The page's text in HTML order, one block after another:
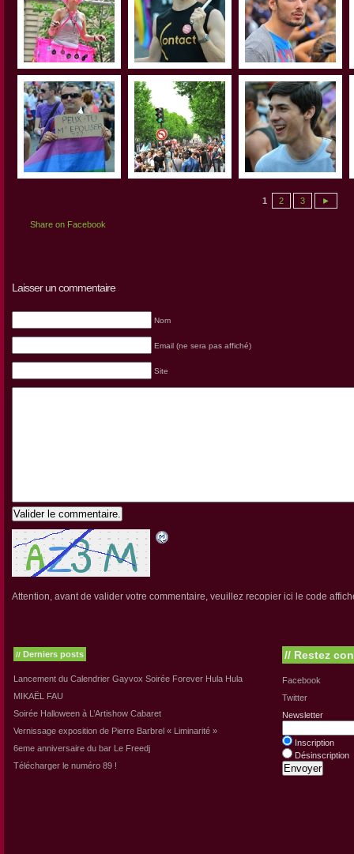
1 2 3 ►
Share on Facebook
Laisser un commentaire
Nom
Email (ne sera pas affiché)
Site
Valider le commentaire.
Attention, avant de valider votre commentaire, veuillez recopier ici le code
// Derniers posts
Lancement du Calendrier Gayvox Soirée Forever Hula Hula
MIKAËL FAU
Soirée Halloween à L’Artishow Cabaret
Vernissage exposition de Pierre Barbrel « Liminarité »
6eme anniversaire du bar Le Freedj
Télécharger le numéro 89 !
// Restez
Facebook
Twitter
Newsletter
Inscription
Désinscription